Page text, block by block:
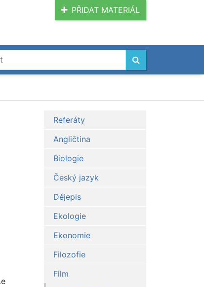
PŘIDAT MATERIÁL
Referáty
Angličtina
Biologie
Český jazyk
Dějepis
Ekologie
Ekonomie
Filozofie
Film